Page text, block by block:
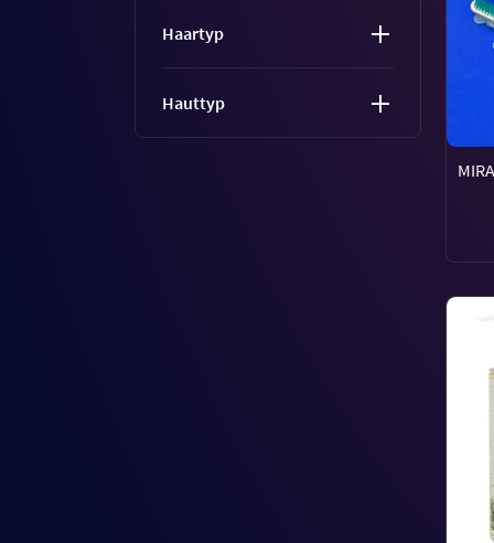
Haartyp
Hauttyp